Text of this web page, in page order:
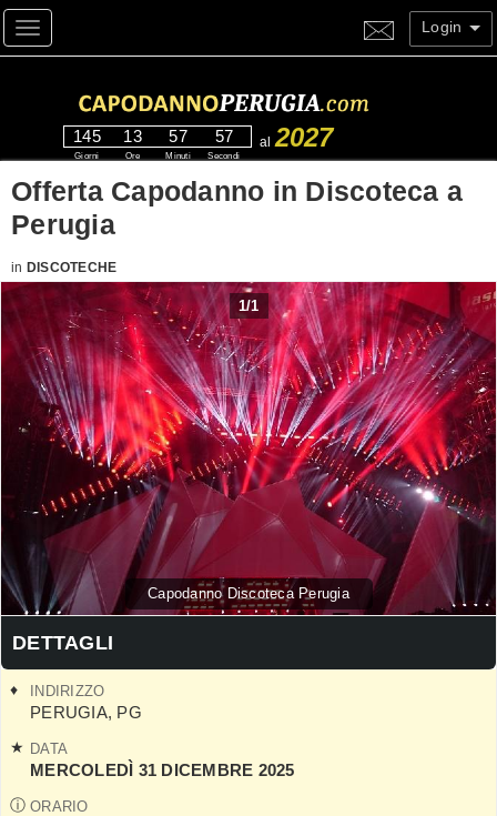
Toggle navigation Login
145
Giorni
13
Ore
57
Minuti
56
Secondi
al 2027
Offerta Capodanno in Discoteca a
Perugia
in DISCOTECHE
1/1
Capodanno Discoteca Perugia
DETTAGLI
INDIRIZZO
PERUGIA, PG
DATA
MERCOLEDÌ 31 DICEMBRE 2025
ORARIO